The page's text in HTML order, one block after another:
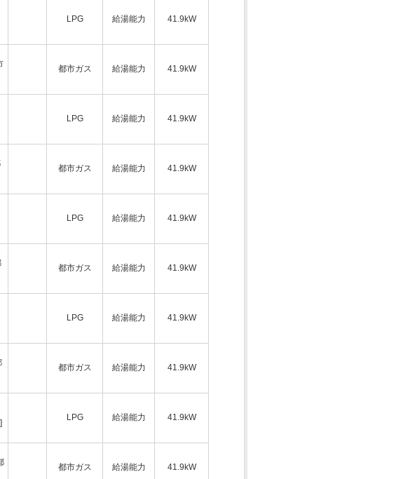
LPG 給湯能力 41.9kW
都市ガス 給湯能力 41.9kW
LPG 給湯能力 41.9kW
都市ガス 給湯能力 41.9kW
LPG 給湯能力 41.9kW
都市ガス 給湯能力 41.9kW
LPG 給湯能力 41.9kW
都市ガス 給湯能力 41.9kW
LPG 給湯能力 41.9kW
都市ガス 給湯能力 41.9kW